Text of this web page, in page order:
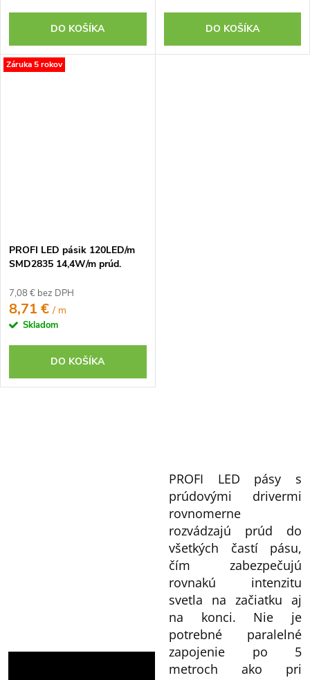
DO KOŠÍKA DO KOŠÍKA
Záruka 5 rokov
PROFI LED pásik 120LED/m
SMD2835 14,4W/m prúd.
7,08 € bez DPH
8,71 €/ m
Skladom
DO KOŠÍKA
k
PROFI LED pásy s
prúdovými drivermi
rovnomerne
rozvádzajú prúd do
všetkých častí pásu,
čím zabezpečujú
rovnakú intenzitu
svetla na začiatku aj
na konci. Nie je
potrebné paralelné
zapojenie po 5
metroch ako pri